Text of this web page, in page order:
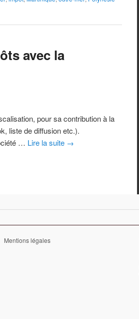
avec la
pour sa contribution à la
liste de diffusion etc.).
… Lire la suite →
Mentions légales